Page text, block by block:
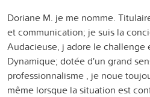
Doriane M. je me nomme.
et communication; je suis la
Audacieuse, j adore le challenge
Dynamique; dotée d'un grand
professionnalisme , je noue
même lorsque la situation est